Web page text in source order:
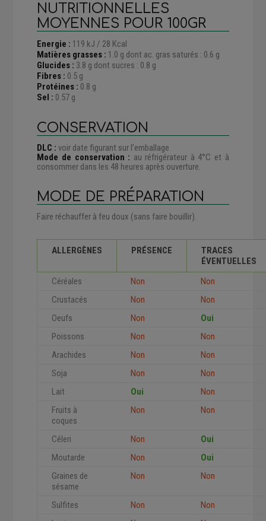
NUTRITIONNELLES
MOYENNES POUR 100GR
Energie : 119 kJ / 28 Kcal
Matières grasses : 1.0 g dont ac. gras saturés : 0.6 g
Glucides : 3.8 g dont sucres : 0.8 g
Fibres : 0.5 g
Protéines : 0.8 g
Sel : 0.57 g
CONSERVATION
DLC : voir date figurant sur l’emballage
Mode de conservation : au réfrigérateur à 4°C et à
consommer dans les 48 heures après ouverture.
MODE DE PRÉPARATION
Faire réchauffer à feu doux (sans faire bouillir).
ALLERGÈNES PRÉSENCE
TRACES
ÉVENTUELLES
Céréales
Non
Non
Crustacés
Non
Non
Oeufs
Non
Oui
Poissons
Non
Non
Arachides
Non
Non
Soja
Non
Non
Lait
Oui
Non
Fruits à
coques
Non Non
Céleri Non
Oui
Moutarde
Non
Oui
Graines de
sésame
Non Non
Sulfites Non
Non